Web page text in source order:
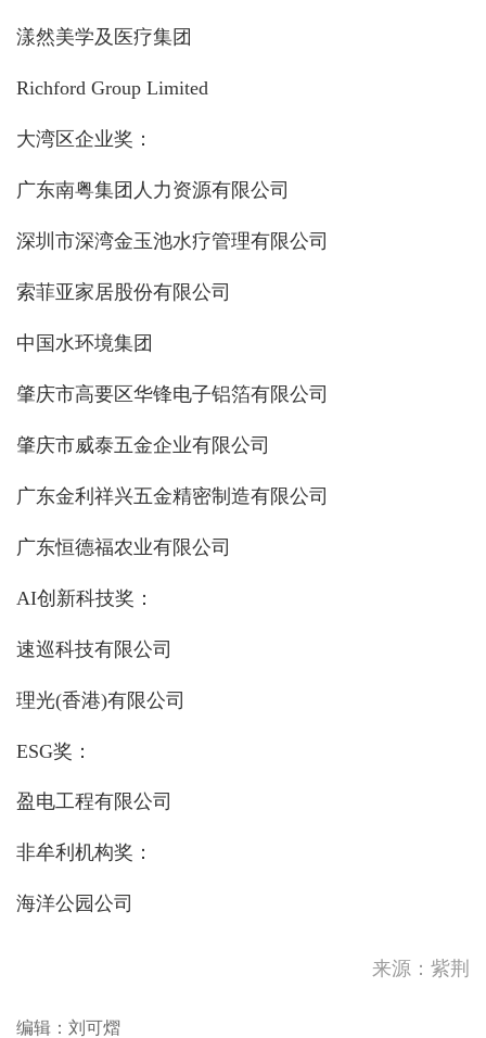
漾然美学及医疗集团
Richford Group Limited
大湾区企业奖：
广东南粤集团人力资源有限公司
深圳市深湾金玉池水疗管理有限公司
索菲亚家居股份有限公司
中国水环境集团
肇庆市高要区华锋电子铝箔有限公司
肇庆市威泰五金企业有限公司
广东金利祥兴五金精密制造有限公司
广东恒德福农业有限公司
AI创新科技奖：
速巡科技有限公司
理光(香港)有限公司
ESG奖：
盈电工程有限公司
非牟利机构奖：
海洋公园公司
来源：紫荆
编辑：刘可熠
高温天气持续！请补充足够水
邓炳强：任何人若从事危害国